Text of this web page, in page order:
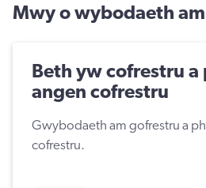
Mwy o wybodaeth
Beth yw cofrestru a
angen cofrestru
Gwybodaeth am gofrestru a
cofrestru.